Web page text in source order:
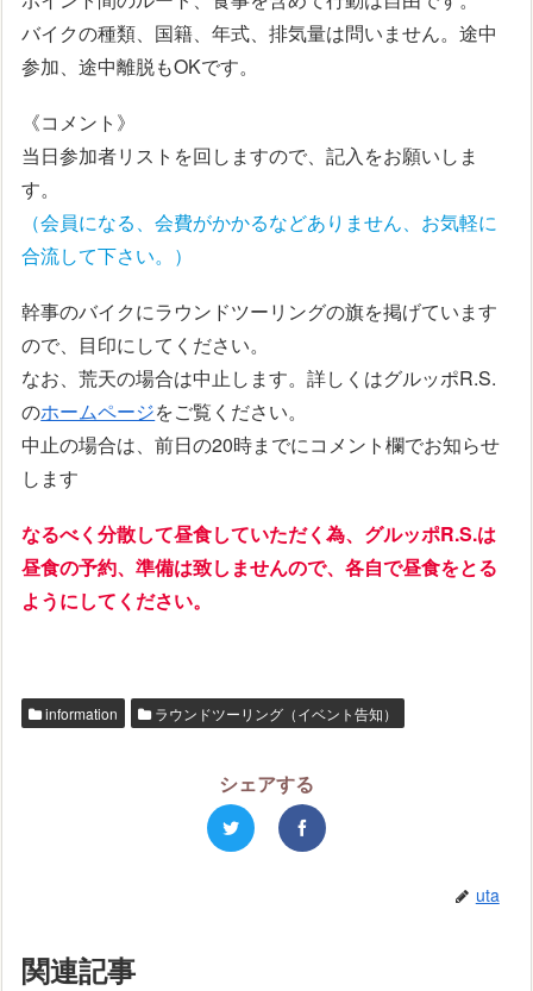
バイクの種類、国籍、年式、排気量は問いません。途中
参加、途中離脱もOKです。
《コメント》
当日参加者リストを回しますので、記入をお願いしま
す。
（会員になる、会費がかかるなどありません、お気軽に
合流して下さい。）
幹事のバイクにラウンドツーリングの旗を掲げています
ので、目印にしてください。
なお、荒天の場合は中止します。詳しくはグルッポR.S.
のホームページをご覧ください。
中止の場合は、前日の20時までにコメント欄でお知らせ
します
なるべく分散して昼食していただく為、グルッポR.S.は
昼食の予約、準備は致しませんので、各自で昼食をとる
ようにしてください。
information ラウンドツーリング（イベント告知）
シェアする
uta
関連記事